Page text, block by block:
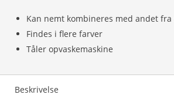
Kan nemt kombineres med andet
Findes i flere farver
Tåler opvaskemaskine
Beskrivelse